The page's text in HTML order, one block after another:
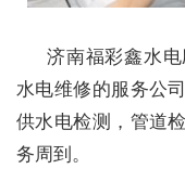
济南福彩鑫水
水电维修的服务公
供水电检测，管道
务周到。